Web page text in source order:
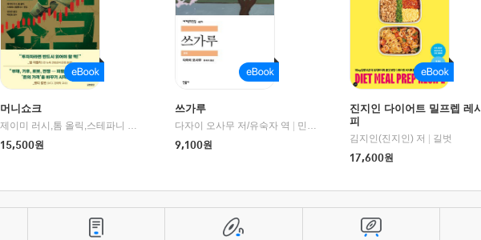
머니쇼크
제이미 러시,톰 올릭,스테파니 플랜더스 편저/임경은 역/박정호 감수 |
교보문고
15,500원
쓰가루
다자이 오사무 저/유숙자 역
민음사
9,100원
진지인 다이어트 밀프렙 레시
피
김지인(진지인) 저
길벗
17,600원